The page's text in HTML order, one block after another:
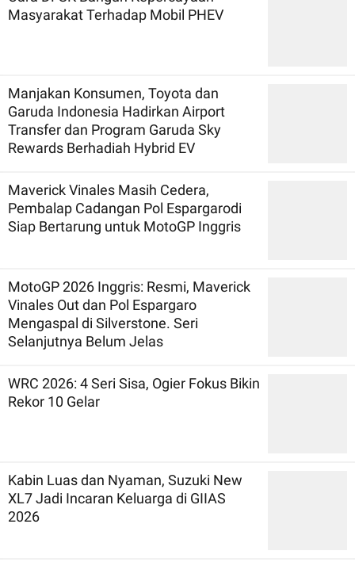
Masyarakat Terhadap Mobil PHEV
Manjakan Konsumen, Toyota dan
Garuda Indonesia Hadirkan Airport
Transfer dan Program Garuda Sky
Rewards Berhadiah Hybrid EV
Maverick Vinales Masih Cedera,
Pembalap Cadangan Pol Espargarodi
Siap Bertarung untuk MotoGP Inggris
MotoGP 2026 Inggris: Resmi, Maverick
Vinales Out dan Pol Espargaro
Mengaspal di Silverstone. Seri
Selanjutnya Belum Jelas
WRC 2026: 4 Seri Sisa, Ogier Fokus Bikin
Rekor 10 Gelar
Kabin Luas dan Nyaman, Suzuki New
XL7 Jadi Incaran Keluarga di GIIAS
2026